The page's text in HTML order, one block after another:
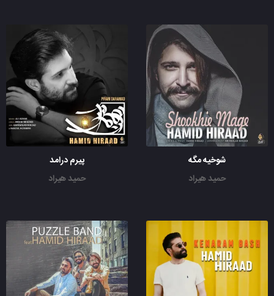
شوخیه مگه
حمید هیراد
پیرم درامد
حمید هیراد